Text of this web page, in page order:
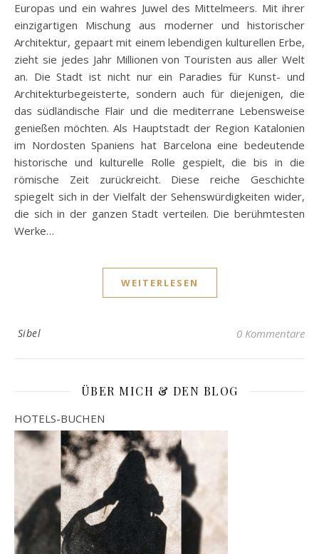
Europas und ein wahres Juwel des Mittelmeers. Mit ihrer
einzigartigen Mischung aus moderner und historischer
Architektur, gepaart mit einem lebendigen kulturellen Erbe,
zieht sie jedes Jahr Millionen von Touristen aus aller Welt
an. Die Stadt ist nicht nur ein Paradies für Kunst- und
Architekturbegeisterte, sondern auch für diejenigen, die
das südländische Flair und die mediterrane Lebensweise
genießen möchten. Als Hauptstadt der Region Katalonien
im Nordosten Spaniens hat Barcelona eine bedeutende
historische und kulturelle Rolle gespielt, die bis in die
römische Zeit zurückreicht. Diese reiche Geschichte
spiegelt sich in der Vielfalt der Sehenswürdigkeiten wider,
die sich in der ganzen Stadt verteilen. Die berühmtesten
Werke…
WEITERLESEN
Sibel 0 Kommentare
ÜBER MICH & DEN BLOG
HOTELS-BUCHEN